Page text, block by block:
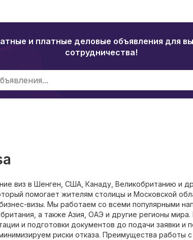
и платные деловые объявления для
сотрудничества!
виз в Шенген, США, Канаду, Великобританию и
помогает жителям столицы и Московской
визы. Мы работаем со всеми популярными
а также Азия, ОАЭ и другие регионы
и подготовки документов до подачи заявки и
риски отказа. Преимущества работы с